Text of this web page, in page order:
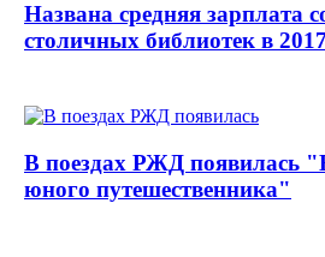
Названа средняя зарплата
столичных библиотек в
В поездах РЖД появилась
юного путешественника"